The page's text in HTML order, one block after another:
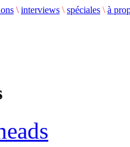
\ interviews \ spéciales \ à